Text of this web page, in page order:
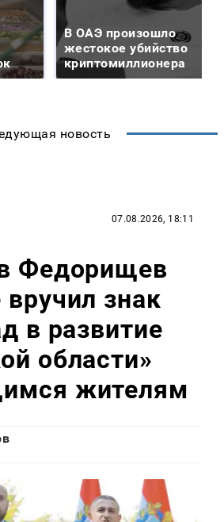
В ОАЭ произошло
жестокое убийство
криптомиллионера
новость
07.08.2026, 18:11
Федорищев
знак
в развитие
области»
жителям